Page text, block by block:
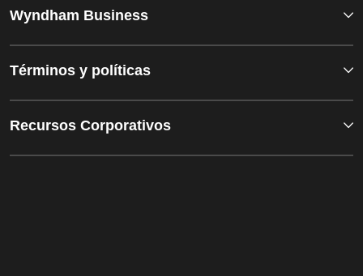
Wyndham Business
Términos y políticas
Recursos Corporativos